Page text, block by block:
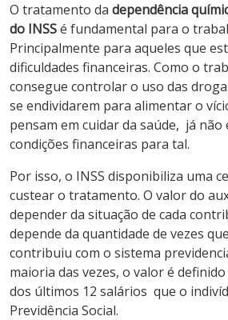
O tratamento da dependência
do INSSé fundamental para o
Principalmente para aqueles que
dificuldades financeiras. Como o
consegue controlar o uso das
se endividarem para alimentar o
pensam em cuidar da saúde, já não
condições financeiras para tal.
Por isso, o INSS disponibiliza uma
custear o tratamento. O valor do
depender da situação de cada
depende da quantidade de vezes
contribuiu com o sistema
maioria das vezes, o valor é
dos últimos 12 salários que o
Previdência Social.